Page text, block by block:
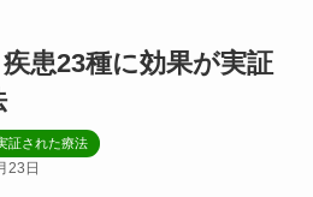
患23種に効果が実証
証された療法
23日